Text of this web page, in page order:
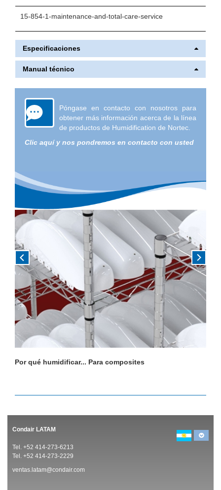
15-854-1-maintenance-and-total-care-service
Especificaciones
Manual técnico
Póngase en contacto con nosotros para
obtener más información acerca de la línea
de productos de Humidification de Nortec.
Clic aquí y nos pondremos en contacto con usted
Por qué humidificar... Para composites
Condair LATAM
Tel. +52 414-273-6213
Tel. +52 414-273-2229
ventas.latam@condair.com